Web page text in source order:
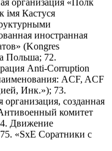
организация «Полк
iмя Кастуся
иностранная
(Kongres
Польша; 72.
Anti-Corruption
ACF, ACF
Инк.»); 73.
созданная
комитет
Движение
«SxE Соратники с